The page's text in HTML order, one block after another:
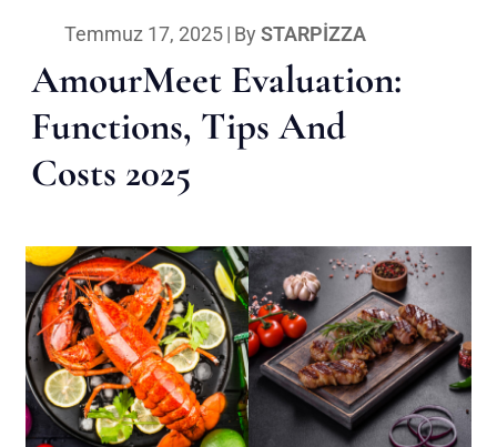
Temmuz 17, 2025| By STARPIZZA
AmourMeet Evaluation:
Functions, Tips And
Costs 2025